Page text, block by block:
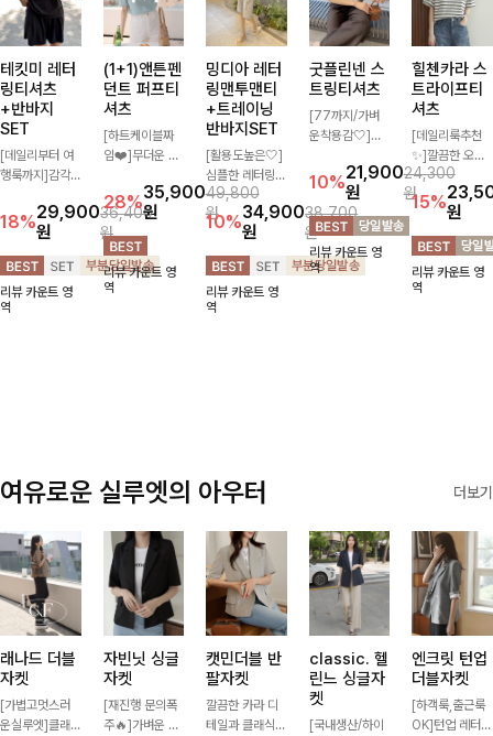
테킷미 레터
링티셔츠
+반바지
SET
[데일리부터 여
행룩까지]감각
셔츠와 플레어
핏 반바지가 함
께 구성된 세트
아이템으로, 편
안하면서도 캐주
얼한 꾸안꾸룩을
18%29,900
원
36,400
원
리뷰 카운트 영
역
(1+1)앤튼펜
던트 퍼프티
셔츠
[하트케이블짜
임❤️]무더운 여
낭만같은 티셔츠
소재감에서 주는
포인트와 금장으
로 고급스러움도
놓치지 말아요♥
28%35,900
원
49,800
원
리뷰 카운트 영
역
밍디아 레터
링맨투맨티
+트레이닝
반바지SET
[활용도높은🤍]
심플한 레터링
포인트의 반팔
티셔츠와 여유롭
게 떨어지는 반
바지 조합으로
꾸안꾸 무드 제
대로 살려주는
트레이닝 세트
10%34,900
원
38,700
원
리뷰 카운트 영
역
굿플린넨 스
트링티셔츠
[77까지/가벼
운착용감🤍]린
럴한 플라워 프
린팅이 포인트가
되어 하나만으로
도 감성 있는 스
타일을 완성해드
리는 티셔츠-🌼
10%21,900
원
24,300
원
리뷰 카운트 영
역
힐첸카라 스
트라이프티
셔츠
[데일리룩추천
✨]깔끔한 오픈
카라넥과 조화로
운 배색이 들어
간 스트라이프
패턴으로 단정하
고 캐주얼한 무
드를 선사하는
반팔 티셔츠에
15%원
리뷰 카운트 영
역
여유로운 실루엣의 아우터 더보기
래나드 더블
자켓
[가볍고멋스러
운실루엣]클래
자빈닛 싱글
자켓
[재진행 문의폭
주🔥]가벼운 소
캣민더블 반
팔자켓
깔끔한 카라 디
테일과 클래식한
classic. 헬
린느 싱글자
켓
[국내생산/하이
엔크릿 턴업
더블자켓
[하객룩,출근룩
OK]턴업 레터링